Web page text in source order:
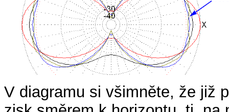
V diagramu si všimněte, že již